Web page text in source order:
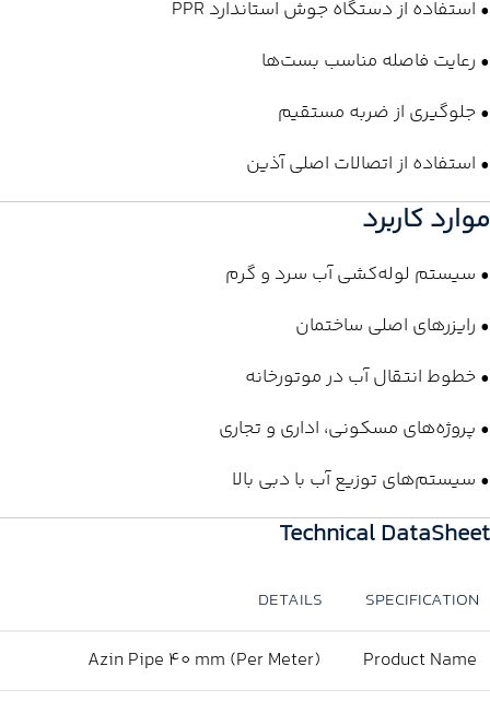
• استفاده از دستگاه جوش استاندارد PPR
• رعایت فاصله مناسب بست‌ها
• جلوگیری از ضربه مستقیم
• استفاده از اتصالات اصلی آذین
موارد کاربرد
• سیستم لوله‌کشی آب سرد و گرم
• رایزرهای اصلی ساختمان
• خطوط انتقال آب در موتورخانه
• پروژه‌های مسکونی، اداری و تجاری
• سیستم‌های توزیع آب با دبی بالا
Technical DataSheet
SPECIFICATION
DETAILS
Product Name
Azin Pipe 40 mm (Per Meter)